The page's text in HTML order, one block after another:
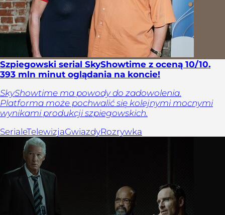
Szpiegowski serial SkyShowtime z oceną 10/10.
393 mln minut oglądania na koncie!
SkyShowtime ma powody do zadowolenia.
Platforma może pochwalić się kolejnymi mocnymi
wynikami produkcji szpiegowskich.
SerialeTelewizjaGwiazdyRozrywka